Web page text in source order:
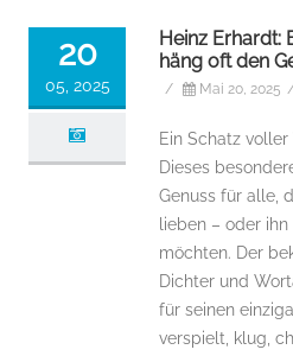
20
05, 2025
Heinz Erhardt:
häng oft den
/ Mai 20, 2025
Ein Schatz
Dieses
Genuss für alle,
lieben – oder
möchten. Der
Dichter und
für seinen
verspielt, klug,